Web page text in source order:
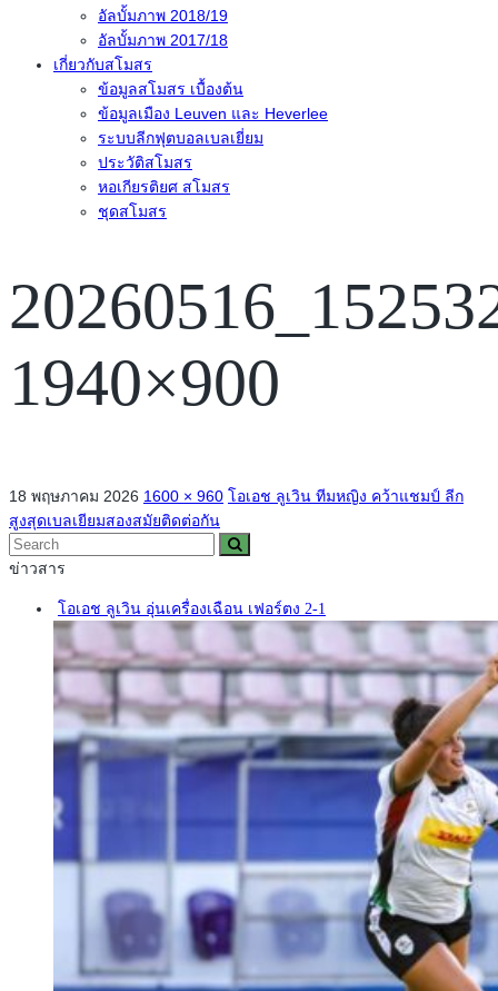
อัลบั้มภาพ 2018/19
อัลบั้มภาพ 2017/18
เกี่ยวกับสโมสร
ข้อมูลสโมสร เบื้องต้น
ข้อมูลเมือง Leuven และ Heverlee
ระบบลีกฟุตบอลเบลเยี่ยม
ประวัติสโมสร
หอเกียรติยศ สโมสร
ชุดสโมสร
1940×900
18 พฤษภาคม 2026 1600 × 960 โอเอช ลูเวิน ทีมหญิง คว้าแชมป์ ลีก
สูงสุดเบลเยียมสองสมัยติดต่อกัน
ข่าวสาร
โอเอช ลูเวิน อุ่นเครื่องเฉือน เฟอร์ตง 2-1